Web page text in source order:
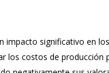
impacto significativo en
los costos de producción